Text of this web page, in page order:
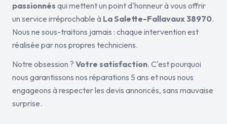
passionnés qui mettent un point d'honneur à vous offrir
un service irréprochable à La Salette-Fallavaux 38970.
Nous ne sous-traitons jamais : chaque intervention est
réalisée par nos propres techniciens.
Notre obsession ? Votre satisfaction. C'est pourquoi
nous garantissons nos réparations 5 ans et nous nous
engageons à respecter les devis annoncés, sans mauvaise
surprise.